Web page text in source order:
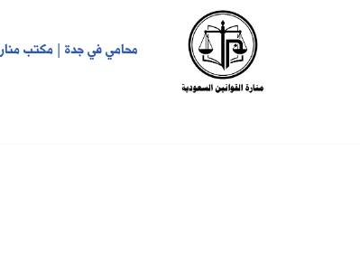
محامي في جدة | مكتب منارة